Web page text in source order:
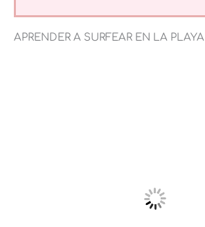
APRENDER A SURFEAR EN LA